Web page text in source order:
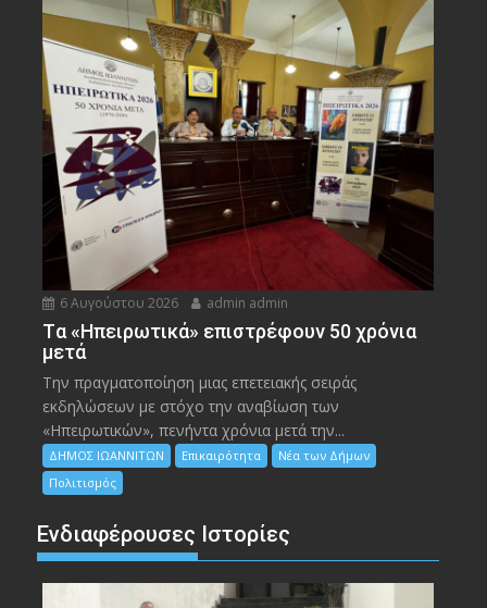
6 Αυγούστου 2026 admin admin
Tα «Ηπειρωτικά» επιστρέφουν 50 χρόνια
μετά
Την πραγματοποίηση μιας επετειακής σειράς
εκδηλώσεων με στόχο την αναβίωση των
«Ηπειρωτικών», πενήντα χρόνια μετά την...
ΔΗΜΟΣ ΙΩΑΝΝΙΤΩΝ Επικαιρότητα
Νέα των Δήμων
Πολιτισμός
Ενδιαφέρουσες Ιστορίες